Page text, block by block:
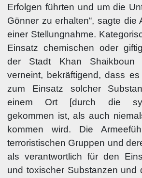
Erfolgen führten und um die
Gönner zu erhalten“, sagte die
einer Stellungnahme.
Einsatz chemischen oder
der Stadt Khan Shaikboun
verneint, bekräftigend, dass
zum Einsatz solcher
einem Ort [durch die
gekommen ist, als auch
kommen wird. Die
terroristischen Gruppen und
als verantwortlich für den
und toxischer Substanzen und